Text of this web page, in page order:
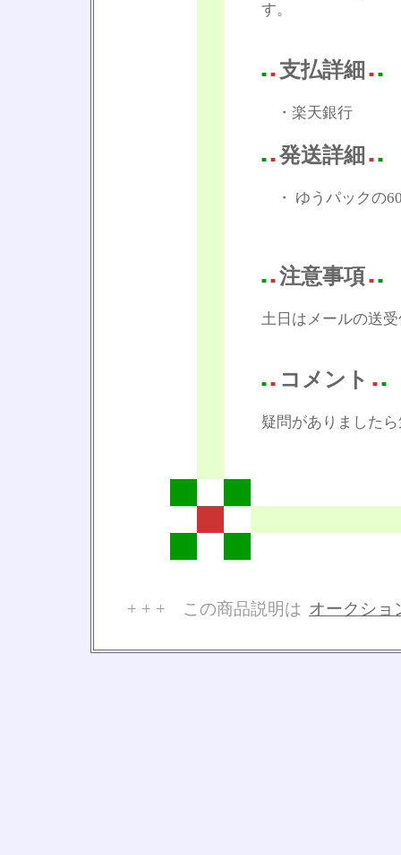
す。
■ ■ 支払詳細 ■ ■
・楽天銀行
■ ■ 発送詳細 ■ ■
・ ゆうパックの
■ ■ 注意事項 ■ ■
土日はメールの送
■ ■ コメント ■ ■
疑問がありました
+ + + この商品説明は オークショ